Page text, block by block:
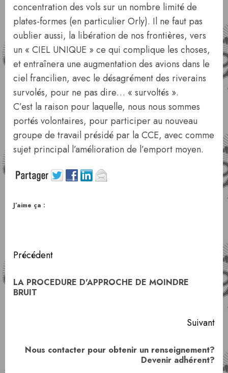
concentration des vols sur un nombre limité de
plates-formes (en particulier Orly). Il ne faut pas
oublier aussi, la libération de nos frontières, vers
un « CIEL UNIQUE » ce qui complique les choses,
et entraînera une augmentation des avions dans le
ciel francilien, avec le désagrément des riverains
survolés, pour ne pas dire… « survoltés ».
C’est la raison pour laquelle, nous nous sommes
portés volontaires, pour participer au nouveau
groupe de travail présidé par la CCE, avec comme
sujet principal l’amélioration de l’emport moyen.
J’aime ça :
Navigation
d’article
Précédent
LA PROCEDURE D'APPROCHE DE MOINDRE
BRUIT
Suivant
Article
Nous contacter pour obtenir un renseignement?
Devenir adhérent?